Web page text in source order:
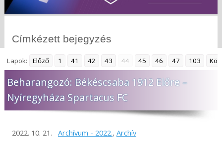
Címkézett bejegyzés
Lapok: Előző 1 41 42 43 44 45 46 47 103
Beharangozó: Békéscsaba 1912 Előre –
Nyíregyháza Spartacus FC
2022. 10. 21. Archívum - 2022., Archív